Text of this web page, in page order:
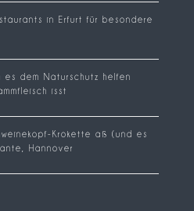
in Erfurt für besondere
es dem Naturschutz helfen
isst
Krokette aß (und es
Hannover